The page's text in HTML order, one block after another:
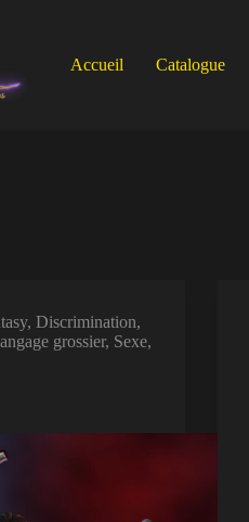
Accueil Catalogue
, Discrimination,
grossier, Sexe,